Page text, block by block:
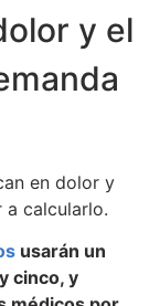
y el
en dolor y
a calcularlo.
usarán un
cinco, y